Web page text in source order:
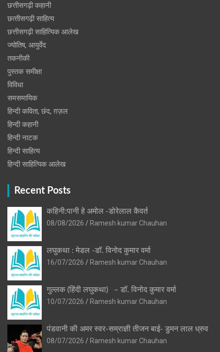
छत्तीसगढ़ी कहानी
छत्‍तीसगढ़ी साहित्‍य
छत्तीसगढ़ी साहित्यिक आलेख
ज्योतिष, आयुर्वेद
तकनीकी
पुस्‍तक समीक्षा
विविधा
समसमायिक
हिन्दी कविता, छंद, ग़ज़ल
हिन्दी कहानी
हिन्‍दी नाटक
हिन्दी साहित्य
हिन्दी साहित्यिक आलेख
Recent Posts
कहिनी:पानी हे अमोल -डोरेलाल कैवर्त
08/08/2026
Ramesh kumar Chauhan
लघुकथा : मेडल -डॉ. विनोद कुमार वर्मा
16/07/2026
Ramesh kumar Chauhan
गुल्लक (हिंदी लघुकथा) – डॉ. विनोद कुमार वर्मा
10/07/2026
Ramesh kumar Chauhan
पंडवानी की अमर स्वर-सम्राज्ञी तीजन बाई- डुमन लाल ध्रुव
08/07/2026
Ramesh kumar Chauhan